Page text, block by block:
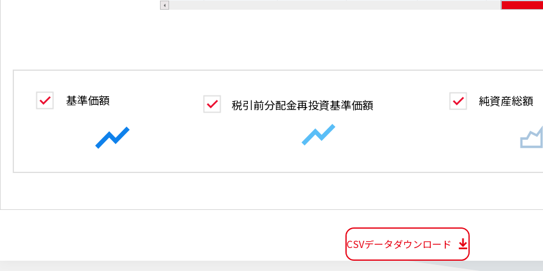
基準価額 税引前分配金再投資基準価額 純資産総額
CSVデータダウンロード